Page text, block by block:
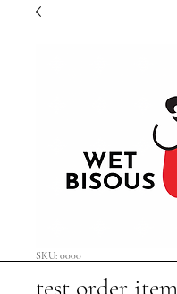
SKU: 0000
test order item